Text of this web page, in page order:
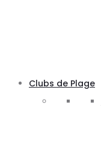
Clubs de Plage